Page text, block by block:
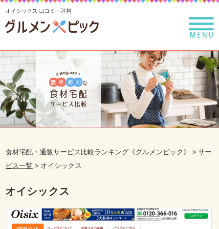
オイシックス 口コミ・評判
食材宅配・通販サービス比較ランキング《グルメンピック》 >サー
ビス一覧 > オイシックス
オイシックス